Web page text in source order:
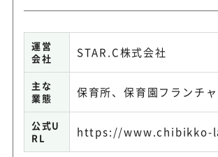
運営
会社
STAR.C株式会社
主な
業態
保育所、保育園フランチ
公式U
RL
https://www.chibikko-